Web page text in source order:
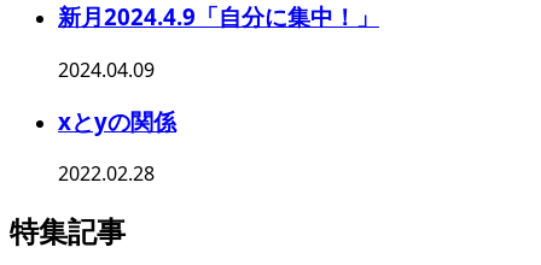
新月2024.4.9「自分に集中！」
2024.04.09
xとyの関係
2022.02.28
特集記事